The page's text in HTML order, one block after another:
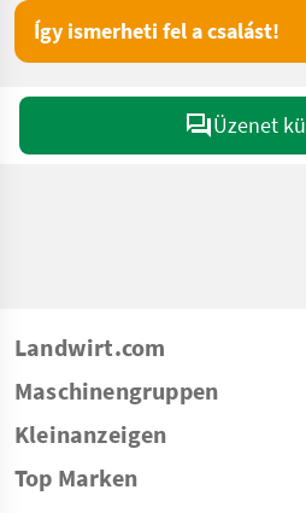
Így ismerheti fel a csalást!
Üzenet
Landwirt.com
Maschinengruppen
Kleinanzeigen
Top Marken